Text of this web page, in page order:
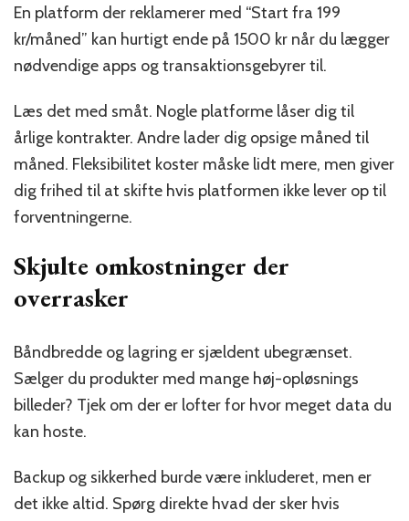
En platform der reklamerer med “Start fra 199
kr/måned” kan hurtigt ende på 1500 kr når du lægger
nødvendige apps og transaktionsgebyrer til.
Læs det med småt. Nogle platforme låser dig til
årlige kontrakter. Andre lader dig opsige måned til
måned. Fleksibilitet koster måske lidt mere, men giver
dig frihed til at skifte hvis platformen ikke lever op til
forventningerne.
Skjulte omkostninger der
overrasker
Båndbredde og lagring er sjældent ubegrænset.
Sælger du produkter med mange høj-opløsnings
billeder? Tjek om der er lofter for hvor meget data du
kan hoste.
Backup og sikkerhed burde være inkluderet, men er
det ikke altid. Spørg direkte hvad der sker hvis